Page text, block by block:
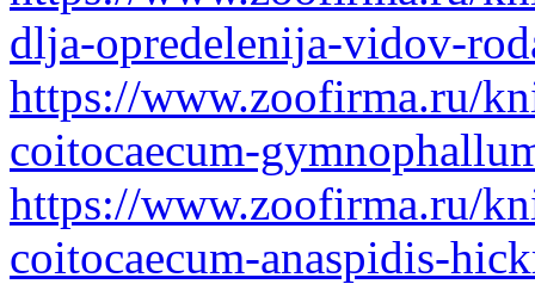
dlja-opredelenija-vidov-
https://www.zoofirma.ru/
coitocaecum-
https://www.zoofirma.ru/
coitocaecum-anaspidis-